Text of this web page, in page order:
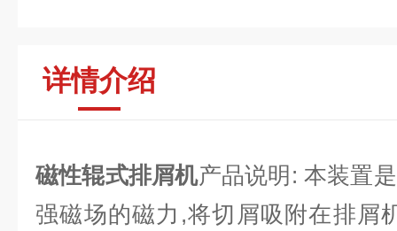
详情介绍
磁性辊式排屑机产品说明: 本装置
强磁场的磁力,将切屑吸附在排屑